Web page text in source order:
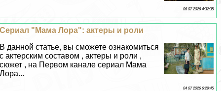
06 07 2026 4:32:35
Сериал "Мама Лора": актеры и роли
В данной статье, вы сможете ознакомиться
с актерским составом , актеры и роли ,
сюжет , на Первом канале сериал Мама
Лора...
04 07 2026 6:29:45